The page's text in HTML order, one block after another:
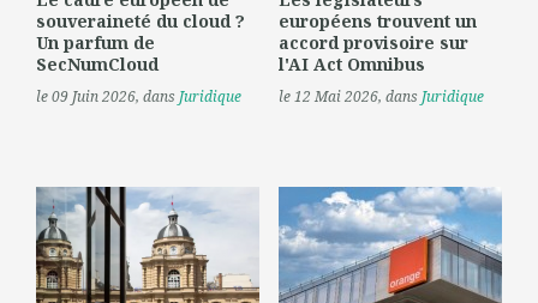
souveraineté du cloud ?
Un parfum de
SecNumCloud
le 09 Juin 2026, dans Juridique
européens trouvent un
accord provisoire sur
l'AI Act Omnibus
le 12 Mai 2026, dans Juridique